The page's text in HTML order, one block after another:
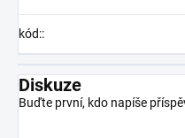
kód::
Diskuze
Buďte první, kdo napíše